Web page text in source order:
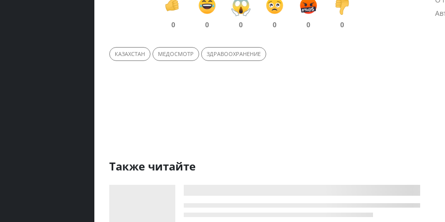
0 0 0 0 0 0
КАЗАХСТАН МЕДОСМОТР ЗДРАВООХРАНЕНИЕ
Также читайте